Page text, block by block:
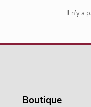
Il n’y a
Boutique